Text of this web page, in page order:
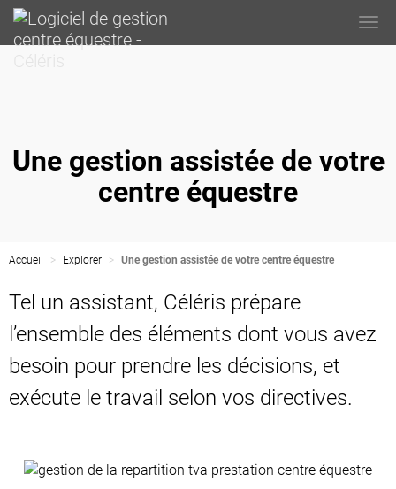
Une gestion assistée de votre
centre équestre
Accueil Explorer Une gestion assistée de votre centre équestre
Tel un assistant, Céléris prépare
l’ensemble des éléments dont vous avez
besoin pour prendre les décisions, et
exécute le travail selon vos directives.